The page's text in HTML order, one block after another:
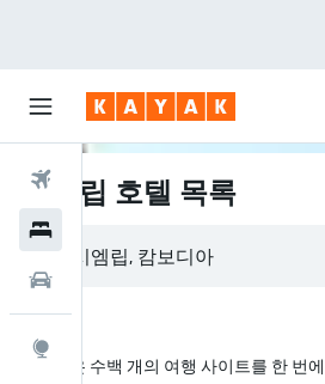
항공권
시엠립 호텔 목록
KAYAK은 수백 개의 여행 사이트를 한